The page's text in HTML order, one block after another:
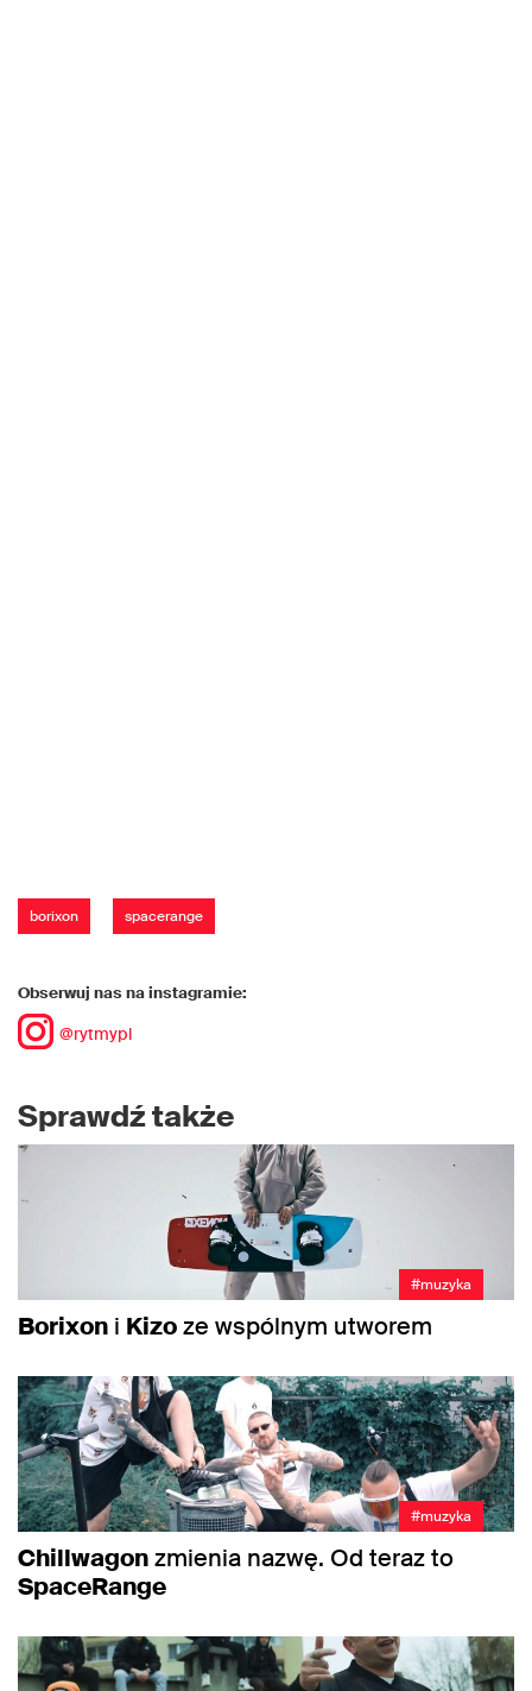
borixon spacerange
Obserwuj nas na instagramie:
@rytmypl
Sprawdź także
#muzyka
Borixon i Kizoze wspólnym utworem
#muzyka
Chillwagonzmienia nazwę. Od teraz to
SpaceRange